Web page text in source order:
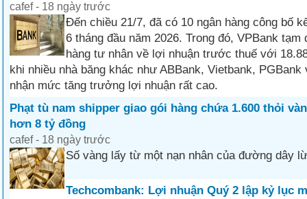
cafef - 18 ngày trước
Đến chiều 21/7, đã có 10 ngân hàng công bố
6 tháng đầu năm 2026. Trong đó, VPBank tạm
hàng tư nhân về lợi nhuận trước thuế với
khi nhiều nhà băng khác như ABBank, Vietbank, PGBank
nhận mức tăng trưởng lợi nhuận rất cao.
Phạt tù nam shipper giao gói hàng chứa 1.600 thỏi
hơn 8 tỷ đồng
cafef - 18 ngày trước
Số vàng lấy từ một nạn nhân của đường dây
Techcombank: Lợi nhuận Quý 2 lập kỷ lục